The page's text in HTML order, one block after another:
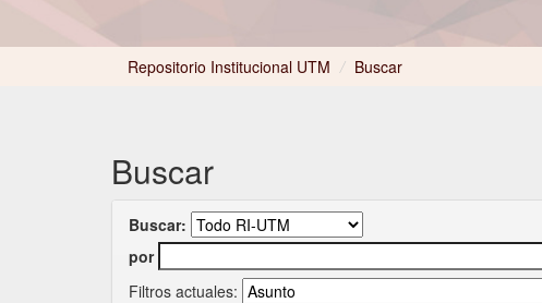
Repositorio Institucional UTM / Buscar
Buscar
Buscar:
por
Filtros actuales: